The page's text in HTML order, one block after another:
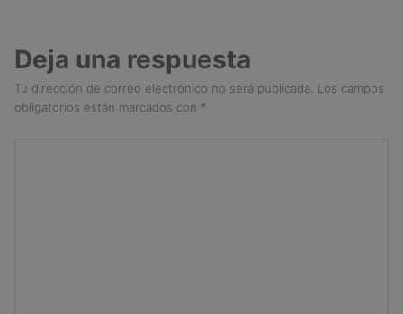
Deja una respuesta
Tu dirección de correo electrónico no será publicada.
Los campos
obligatorios están marcados con *